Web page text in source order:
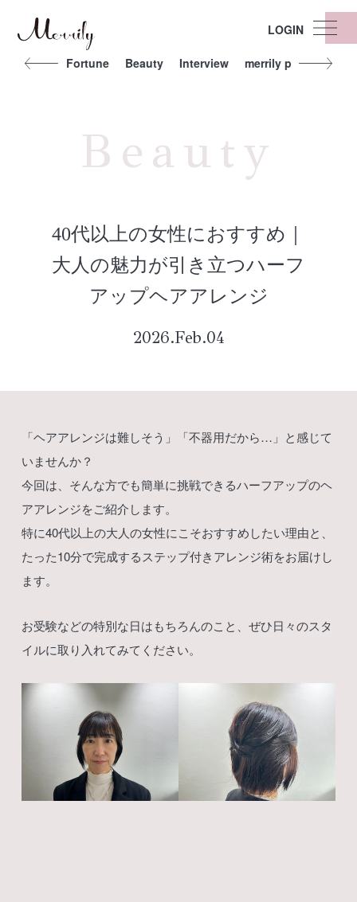
Other Fortune Beauty Interview merrily people
LOGIN
Beauty
40代以上の女性におすすめ｜
大人の魅力が引き立つハーフ
アップヘアアレンジ
2026.Feb.04
「ヘアアレンジは難しそう」「不器用だから…」と感じて
いませんか？
今回は、そんな方でも簡単に挑戦できるハーフアップのヘ
アアレンジをご紹介します。
特に40代以上の大人の女性にこそおすすめしたい理由と、
たった10分で完成するステップ付きアレンジ術をお届けし
ます。
お受験などの特別な日はもちろんのこと、ぜひ日々のスタ
イルに取り入れてみてください。